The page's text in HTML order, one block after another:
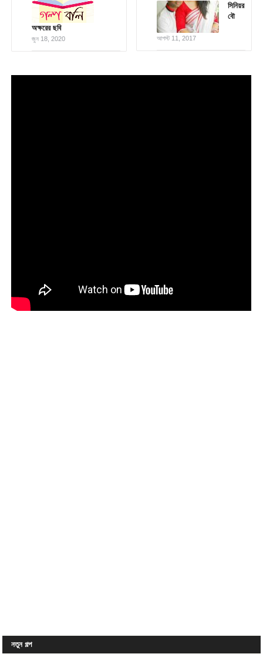
অক্ষরের ছবি
জুন 18, 2020
সিনিয়র
বৌ
আগস্ট 11, 2017
নতুন গল্প